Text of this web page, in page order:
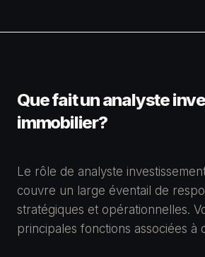
Que fait un analyste
immobilier?
Le rôle de analyste
couvre un large éventail de
stratégiques et opérationnelles.
principales fonctions associées à